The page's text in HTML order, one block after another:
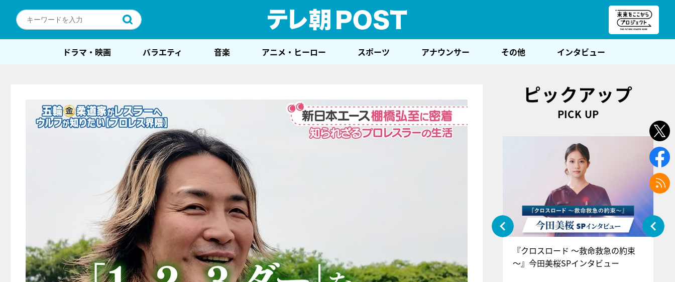
ドラマ・映画 バラエティ 音楽 アニメ・ヒーロー スポーツ アナウンサー その他 インタビュー
ピックアップ
PICK UP
E齋藤樹愛羅＆佐々木舞香SPインタ
ビュー
『クロスロード ～救命救急の約束
～』今田美桜SPインタビュー